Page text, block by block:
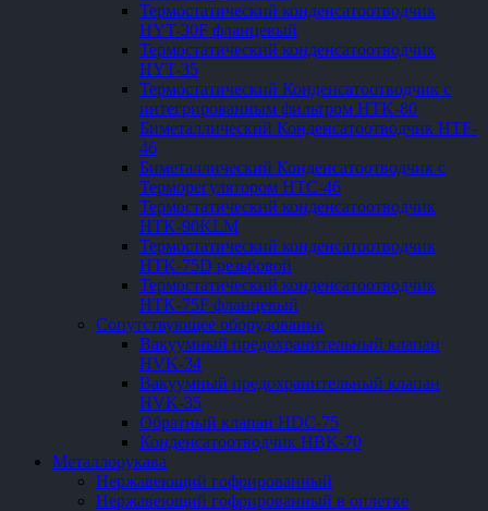
Термостатический конденсатоотводчик
HYT-30F фланцевый
Термостатический конденсатоотводчик
HYT-35
Термостатический Конденсатоотводчик с
интегрированным фильтром HTK-80
Биметаллический Конденсатоотводчик HTF-
46
Биметаллический Конденсатоотводчик с
Терморегулятором HTC-46
Термостатический конденсатоотводчик
HTK-90KLM
Термостатический конденсатоотводчик
HTK-75D резьбовой
Термостатический конденсатоотводчик
HTK-75F фланцевый
Сопутствующее оборудование
Вакуумный предохранительный клапан
HVK-34
Вакуумный предохранительный клапан
HVK-35
Обратный клапан HDC-75
Конденсатоотводчик HBK-70
Металлорукава
Нержавеющий гофрированный
Нержавеющий гофрированный в оплетке